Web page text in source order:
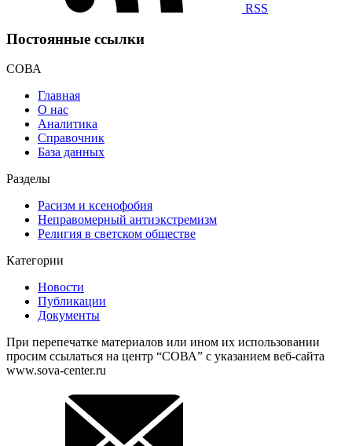
RSS
Постоянные ссылки
СОВА
Главная
О нас
Аналитика
Справочник
База данных
Разделы
Расизм и ксенофобия
Неправомерный антиэкстремизм
Религия в светском обществе
Категории
Новости
Публикации
Документы
При перепечатке материалов или ином их использовании
просим ссылаться на центр “СОВА” с указанием веб-сайта
www.sova-center.ru